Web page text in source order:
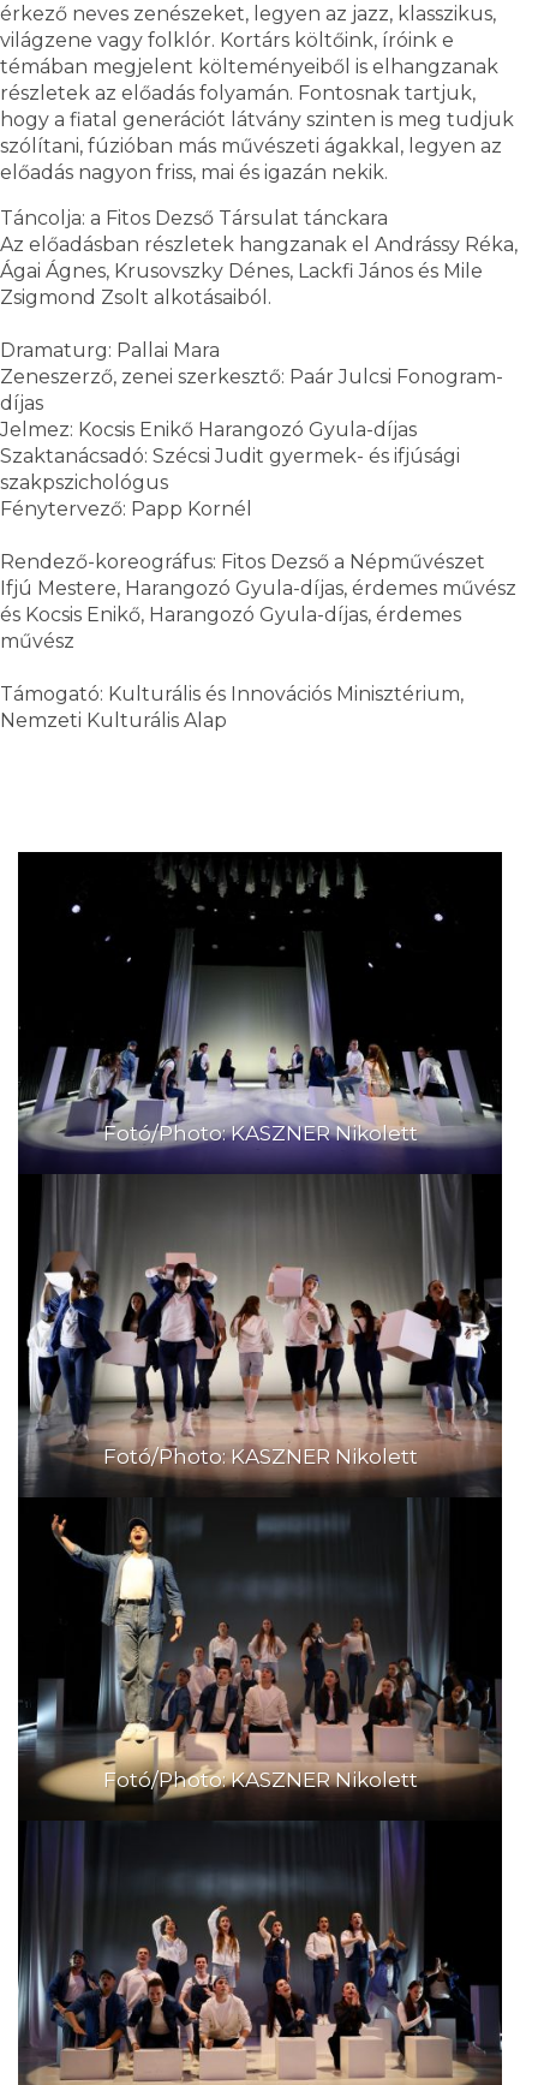
érkező neves zenészeket, legyen az jazz, klasszikus,
világzene vagy folklór. Kortárs költőink, íróink e
témában megjelent költeményeiből is elhangzanak
részletek az előadás folyamán. Fontosnak tartjuk,
hogy a fiatal generációt látvány szinten is meg tudjuk
szólítani, fúzióban más művészeti ágakkal, legyen az
előadás nagyon friss, mai és igazán nekik.
Táncolja: a Fitos Dezső Társulat tánckara
Az előadásban részletek hangzanak el Andrássy Réka,
Ágai Ágnes, Krusovszky Dénes, Lackfi János és Mile
Zsigmond Zsolt alkotásaiból.
Dramaturg: Pallai Mara
Zeneszerző, zenei szerkesztő: Paár Julcsi Fonogram-
díjas
Jelmez: Kocsis Enikő Harangozó Gyula-díjas
Szaktanácsadó: Szécsi Judit gyermek- és ifjúsági
szakpszichológus
Fénytervező: Papp Kornél
Rendező-koreográfus: Fitos Dezső a Népművészet
Ifjú Mestere, Harangozó Gyula-díjas, érdemes művész
és Kocsis Enikő, Harangozó Gyula-díjas, érdemes
művész
Támogató: Kulturális és Innovációs Minisztérium,
Nemzeti Kulturális Alap
Fotó/Photo: KASZNER Nikolett
Fotó/Photo: KASZNER Nikolett
Fotó/Photo: KASZNER Nikolett